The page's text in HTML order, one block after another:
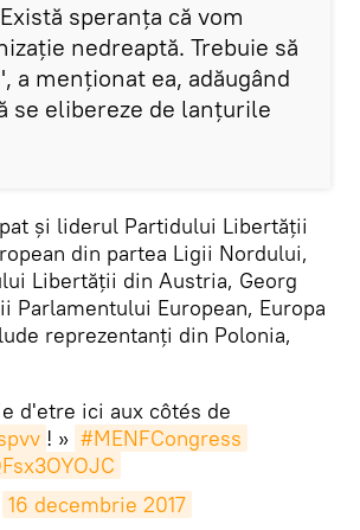
speranța că vom
nedreaptă. Trebuie să
menționat ea, adăugând
se elibereze de lanțurile
și liderul Partidului Libertății
din partea Ligii Nordului,
Libertății din Austria, Georg
European, Europa
reprezentanți din Polonia,
d'etre ici aux côtés de
! » #MENFCongress
16 decembrie 2017